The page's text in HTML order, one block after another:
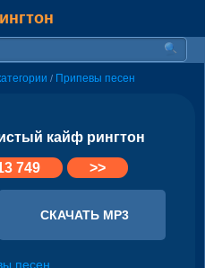
/ Припевы песен
кайф рингтон
749 >>
СКАЧАТЬ MP3
песен